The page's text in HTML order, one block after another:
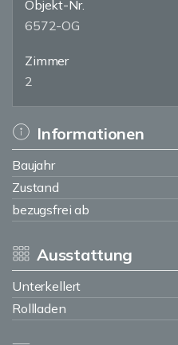
Objekt-Nr.
6572-OG
Zimmer
2
Informationen
Baujahr
Zustand
bezugsfrei ab
Ausstattung
Unterkellert
Rollladen